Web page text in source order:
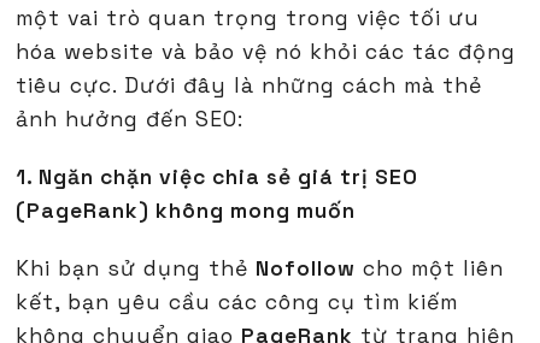
một vai trò quan trọng trong việc tối ưu
hóa website và bảo vệ nó khỏi các tác động
tiêu cực. Dưới đây là những cách mà thẻ
ảnh hưởng đến SEO:
1. Ngăn chặn việc chia sẻ giá trị SEO
(PageRank) không mong muốn
Khi bạn sử dụng thẻ Nofollow cho một liên
kết, bạn yêu cầu các công cụ tìm kiếm
không chuyển giao PageRank từ trang hiện